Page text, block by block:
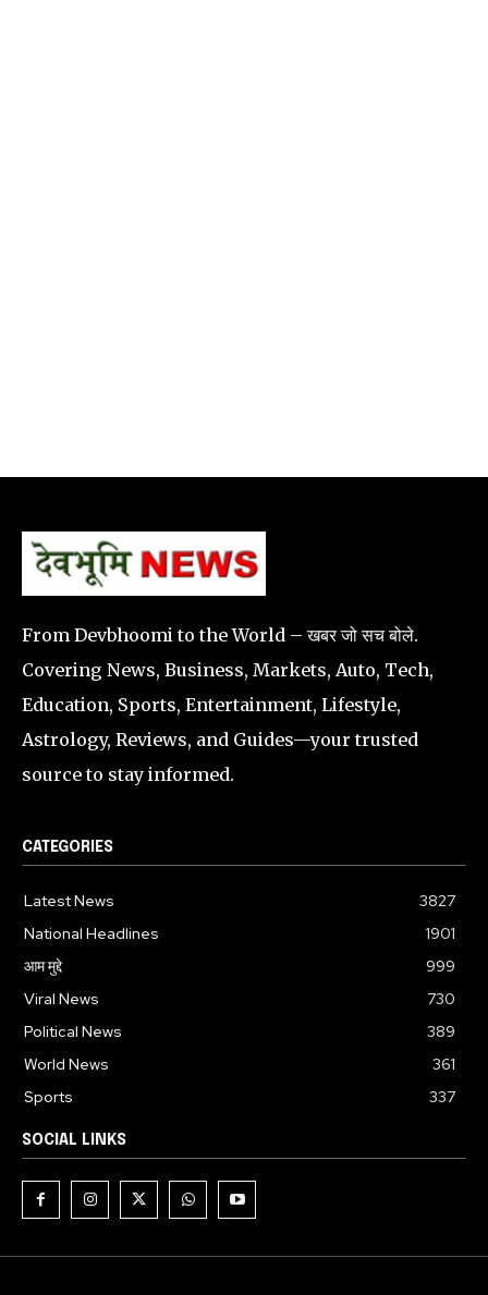
From Devbhoomi to the World – खबर जो सच बोले.
Covering News, Business, Markets, Auto, Tech,
Education, Sports, Entertainment, Lifestyle,
Astrology, Reviews, and Guides—your trusted
source to stay informed.
CATEGORIES
Latest News
3827
National Headlines
1901
आम मुद्दे
999
Viral News
730
Political News
389
World News
361
Sports
337
SOCIAL LINKS